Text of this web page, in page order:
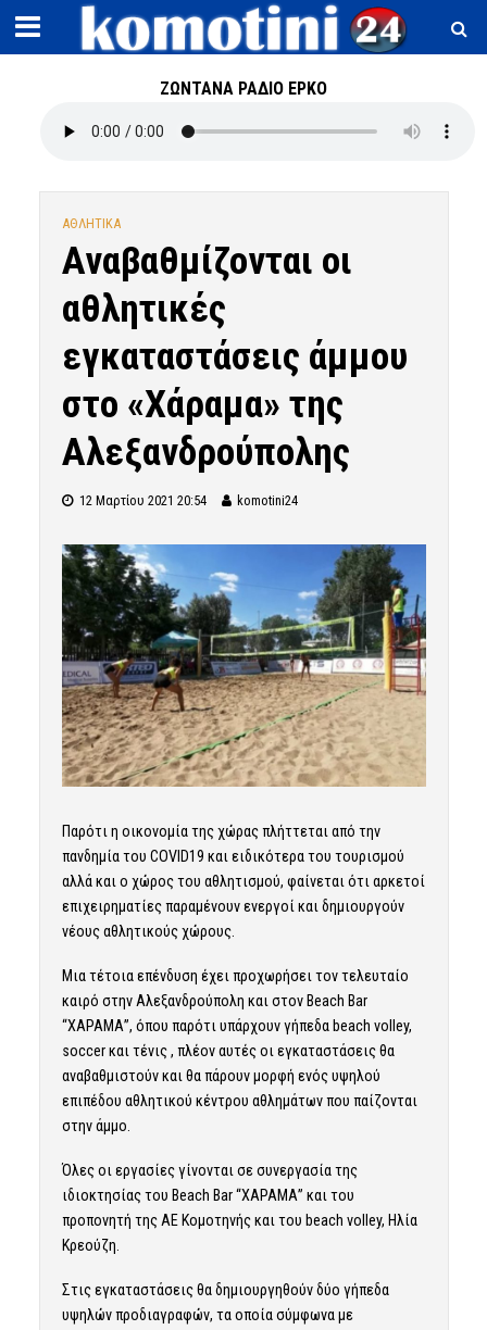
ΖΩΝΤΑΝΑ ΡΑΔΙΟ ΕΡΚΟ
ΑΘΛΗΤΙΚΑ
Αναβαθμίζονται οι
αθλητικές
εγκαταστάσεις άμμου
στο «Χάραμα» της
Αλεξανδρούπολης
12 Μαρτίου 2021 20:54 komotini24
Παρότι η οικονομία της χώρας πλήττεται από την
πανδημία του COVID19 και ειδικότερα του τουρισμού
αλλά και ο χώρος του αθλητισμού, φαίνεται ότι αρκετοί
επιχειρηματίες παραμένουν ενεργοί και δημιουργούν
νέους αθλητικούς χώρους.
Μια τέτοια επένδυση έχει προχωρήσει τον τελευταίο
καιρό στην Αλεξανδρούπολη και στον Beach Bar
“ΧΑΡΑΜΑ”, όπου παρότι υπάρχουν γήπεδα beach volley,
soccer και τένις , πλέον αυτές οι εγκαταστάσεις θα
αναβαθμιστούν και θα πάρουν μορφή ενός υψηλού
επιπέδου αθλητικού κέντρου αθλημάτων που παίζονται
στην άμμο.
Όλες οι εργασίες γίνονται σε συνεργασία της
ιδιοκτησίας του Beach Bar “XΑΡΑΜΑ” και του
προπονητή της ΑΕ Κομοτηνής και του beach volley, Ηλία
Κρεούζη.
Στις εγκαταστάσεις θα δημιουργηθούν δύο γήπεδα
υψηλών προδιαγραφών, τα οποία σύμφωνα με